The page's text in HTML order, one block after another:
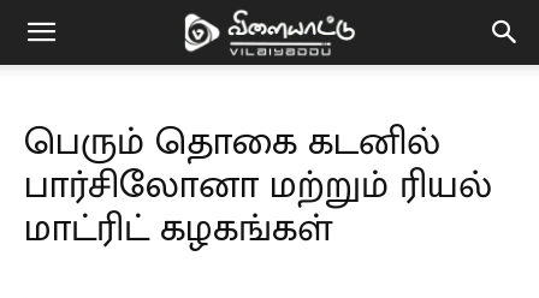
Vilaiyaddu
பெரும் தொகை கடனில்
பார்சிலோனா மற்றும் ரியல்
மாட்ரிட் கழகங்கள்